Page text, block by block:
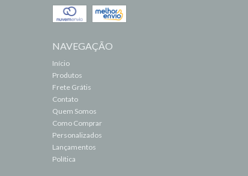
NAVEGAÇÃO
Início
Produtos
Frete Grátis
Contato
Quem Somos
Como Comprar
Personalizados
Lançamentos
Política